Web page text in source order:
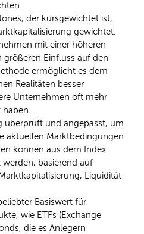
der kursgewichtet ist,
gewichtet.
mit einer höheren
größeren Einfluss auf den
ermöglicht es dem
Realitäten besser
Unternehmen oft mehr
überprüft und angepasst, um
aktuellen Marktbedingungen
können aus dem Index
basierend auf
Liquidität
Basiswert für
wie ETFs (Exchange
die es Anlegern